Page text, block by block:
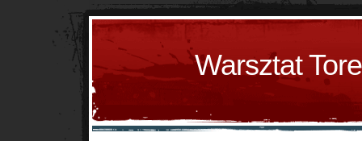
Warsztat